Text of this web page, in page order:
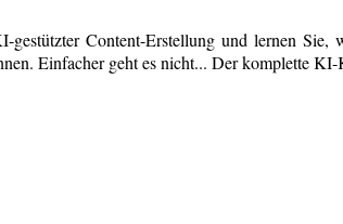
gestützter Content-Erstellung und lernen
Einfacher geht es nicht... Der komplette